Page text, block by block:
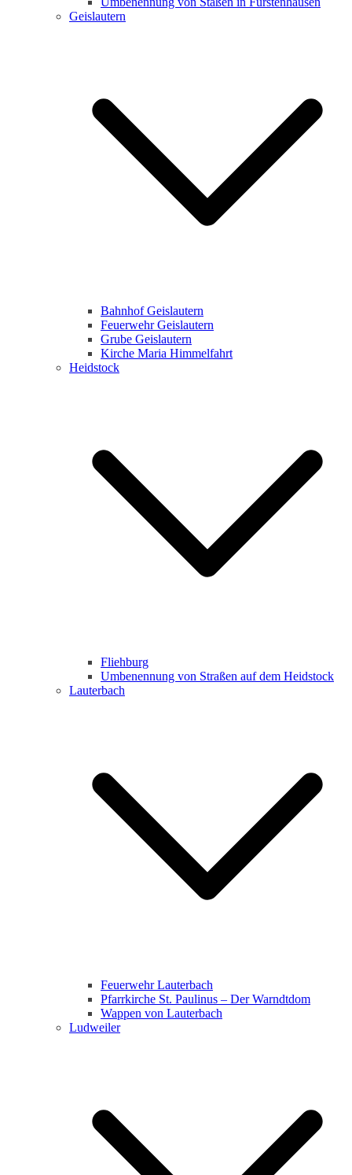
Geislautern
Bahnhof Geislautern
Feuerwehr Geislautern
Grube Geislautern
Kirche Maria Himmelfahrt
Heidstock
Fliehburg
Umbenennung von Straßen auf dem Heidstock
Lauterbach
Feuerwehr Lauterbach
Pfarrkirche St. Paulinus – Der Warndtdom
Wappen von Lauterbach
Ludweiler